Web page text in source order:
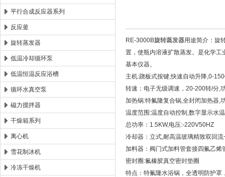
西安太康生物科技有限公司
平行合成反应器系列
反应釜
旋转蒸发器
低温冷却循环泵
低温恒温反应浴槽
循环水真空泵
磁力搅拌器
干燥箱系列
离心机
雪花制冰机
冷冻干燥机
RE-3000B旋转蒸发器用途简介：旋
置，使瓶内溶液扩散蒸发。是化学
基本仪器。
主机:跷板式按键,快速自动升降,0-
转速：电子无级调速，20-200转/分,
加热锅:特氟隆复合锅,全封闭加热器,
温度范围:温度自动控制,数字显示水
总功率：1.5KW,电压:-220V50HZ
冷却器：立式,耐高温玻璃精致双回
加料器：阀门式加料管套接四氟乙烯
密封圈:氟橡胶真空密封垫圈
特点：特氟隆水浴锅，全透明防护